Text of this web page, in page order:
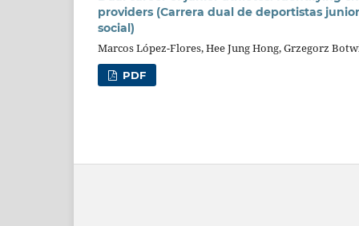
providers (Carrera dual de deportistas
social)
Marcos López-Flores, Hee Jung Hong, Grzegorz
PDF